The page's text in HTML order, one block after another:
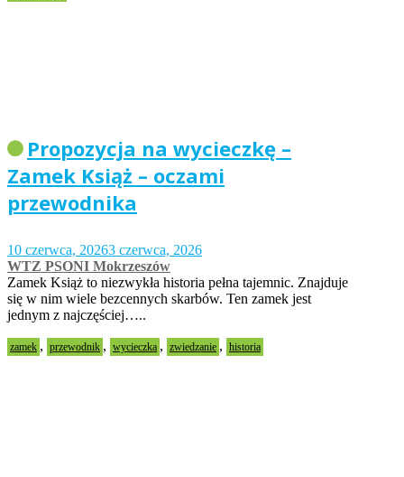
Propozycja na wycieczkę –
Zamek Książ – oczami
przewodnika
10 czerwca, 20263 czerwca, 2026
WTZ PSONI Mokrzeszów
Zamek Książ to niezwykła historia pełna tajemnic. Znajduje
się w nim wiele bezcennych skarbów. Ten zamek jest
jednym z najczęściej…..
zamek , przewodnik , wycieczka , zwiedzanie , historia